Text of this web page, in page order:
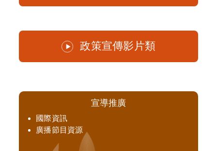
政策宣傳影片類
宣導推廣
國際資訊
廣播節目資源